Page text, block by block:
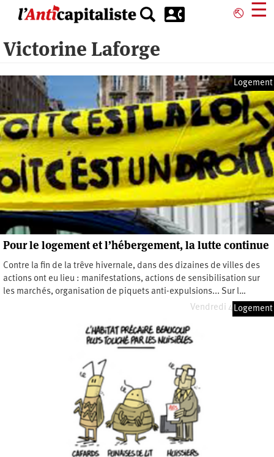
principal
⎋ ☰
Victorine Laforge
Logement
Pour le logement et l’hébergement, la lutte continue
Contre la fin de la trêve hivernale, dans des dizaines de villes des
actions ont eu lieu : manifestations, actions de sensibilisation sur
les marchés, organisation de piquets anti-expulsions... Sur l…
Vendredi 4 avril 2025
Logement